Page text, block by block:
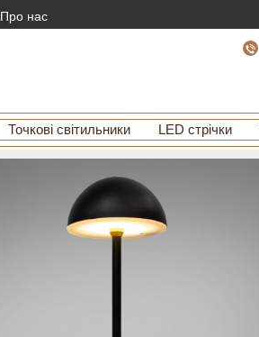
Про нас
Точкові світильники LED стрічки